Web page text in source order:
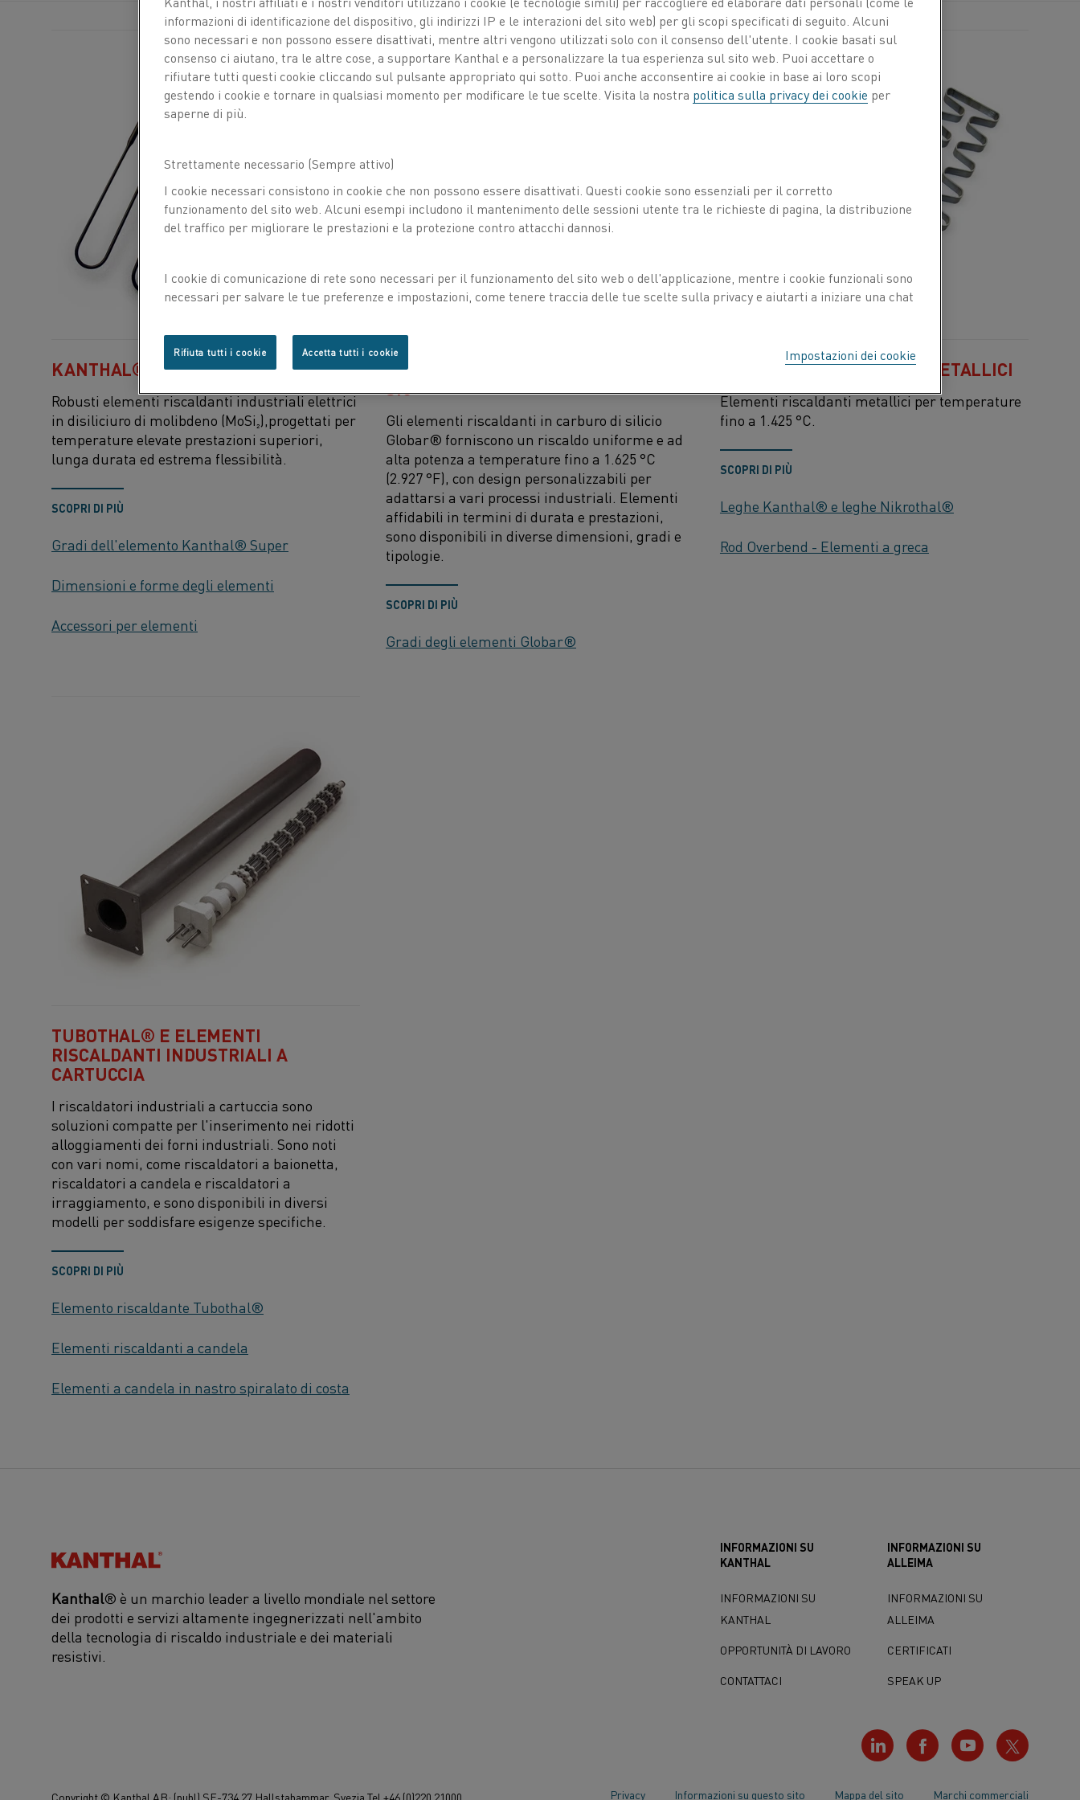
KANTHAL® SUPER
Robusti elementi riscaldanti industriali elettrici
in disiliciuro di molibdeno (MoSi₂),progettati per
temperature elevate prestazioni superiori,
lunga durata ed estrema flessibilità
SCOPRI DI PIÙ
Gradi dell'elemento Kanthal® Super
Dimensioni e forme degli elementi
Accessori per elementi
ELEMENTI RISCALDANTI GLOBAR®
SIC
Gli elementi riscaldanti in carburo di silicio
Globar® forniscono un riscaldo uniforme e ad
alta potenza a temperature fino a 1.625 °C
(2.927 °F), con design personalizzabili per
adattarsi a vari processi industriali. Elementi
affidabili in termini di durata e prestazioni,
sono disponibili in diverse dimensioni, gradi e
tipologie.
SCOPRI DI PIÙ
Gradi degli elementi Globar®
ELEMENTI RISCALDANTI METALLICI
Elementi riscaldanti metallici per temperature
fino a 1.425 °C.
SCOPRI DI PIÙ
Leghe Kanthal® e leghe Nikrothal®
Rod Overbend - Elementi a greca
TUBOTHAL® E ELEMENTI
RISCALDANTI INDUSTRIALI A
CARTUCCIA
I riscaldatori industriali a cartuccia sono
soluzioni compatte per l'inserimento nei ridotti
alloggiamenti dei forni industriali. Sono noti
con vari nomi, come riscaldatori a baionetta,
riscaldatori a candela e riscaldatori a
irraggiamento, e sono disponibili in diversi
modelli per soddisfare esigenze specifiche.
SCOPRI DI PIÙ
Elemento riscaldante Tubothal®
Elementi riscaldanti a candela
Elementi a candela in nastro spiralato di costa
Kanthal®
Kanthal® è un marchio leader a livello mondiale nel settore
dei prodotti e servizi altamente ingegnerizzati nell'ambito
della tecnologia di riscaldo industriale e dei materiali
resistivi.
INFORMAZIONI SU
KANTHAL
INFORMAZIONI SU
KANTHAL
OPPORTUNITÀ DI LAVORO
CONTATTACI
INFORMAZIONI SU
ALLEIMA
INFORMAZIONI SU
ALLEIMA
CERTIFICATI
SPEAK UP
Privacy Informazioni su questo sito Mappa del sito Marchi commerciali
Copyright © Kanthal AB; (publ) SE-734 27 Hallstahammar, Svezia Tel +46 (0)220 21000
informazioni di identificazione del dispositivo, gli indirizzi IP e le interazioni del sito web) per gli scopi specificati di seguito. Alcuni
sono necessari e non possono essere disattivati, mentre altri vengono utilizzati solo con il consenso dell'utente. I cookie basati sul
consenso ci aiutano, tra le altre cose, a supportare Kanthal e a personalizzare la tua esperienza sul sito web. Puoi accettare o
rifiutare tutti questi cookie cliccando sul pulsante appropriato qui sotto. Puoi anche acconsentire ai cookie in base ai loro scopi
gestendo i cookie e tornare in qualsiasi momento per modificare le tue scelte. Visita la nostra politica sulla privacy dei cookie per
saperne di più.
Strettamente necessario (Sempre attivo)
I cookie necessari consistono in cookie che non possono essere disattivati. Questi cookie sono essenziali per il corretto
funzionamento del sito web. Alcuni esempi includono il mantenimento delle sessioni utente tra le richieste di pagina, la distribuzione
del traffico per migliorare le prestazioni e la protezione contro attacchi dannosi.
I cookie di comunicazione di rete sono necessari per il funzionamento del sito web o dell'applicazione, mentre i cookie funzionali sono
necessari per salvare le tue preferenze e impostazioni, come tenere traccia delle tue scelte sulla privacy e aiutarti a iniziare una chat
Impostazioni dei cookie
Rifiuta tutti i cookie Accetta tutti i cookie